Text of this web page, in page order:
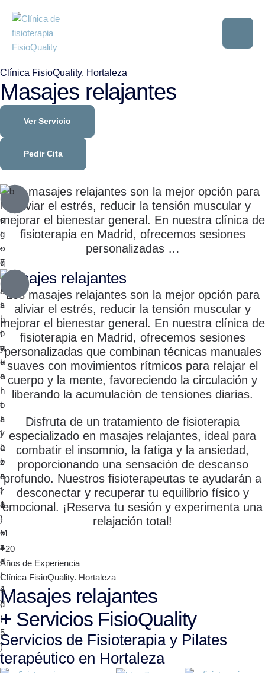
Clínica FisioQuality. Hortaleza
Masajes relajantes
Ver Servicio
Pedir Cita
Los masajes relajantes son la mejor opción para
aliviar el estrés, reducir la tensión muscular y
mejorar el bienestar general. En nuestra clínica de
fisioterapia en Madrid, ofrecemos sesiones
personalizadas …
Masajes relajantes
Los masajes relajantes son la mejor opción para
aliviar el estrés, reducir la tensión muscular y
mejorar el bienestar general. En nuestra clínica de
fisioterapia en Madrid, ofrecemos sesiones
personalizadas que combinan técnicas manuales
suaves con movimientos rítmicos para relajar el
cuerpo y la mente, favoreciendo la circulación y
liberando la acumulación de tensiones diarias.
Disfruta de un tratamiento de fisioterapia
especializado en masajes relajantes, ideal para
combatir el insomnio, la fatiga y la ansiedad,
proporcionando una sensación de descanso
profundo. Nuestros fisioterapeutas te ayudarán a
desconectar y recuperar tu equilibrio físico y
emocional. ¡Reserva tu sesión y experimenta una
relajación total!
+20
Años de Experiencia
Clínica FisioQuality. Hortaleza
Masajes relajantes
+ Servicios FisioQuality
Servicios de Fisioterapia y Pilates
terapéutico en Hortaleza